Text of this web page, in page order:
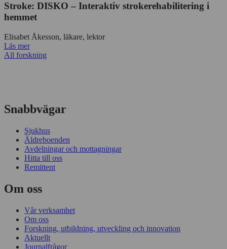
Stroke: DISKO – Interaktiv strokerehabilitering i
hemmet
Elisabet Åkesson, läkare, lektor
Läs mer
All forskning
Snabbvägar
Sjukhus
Äldreboenden
Avdelningar och mottagningar
Hitta till oss
Remittent
Om oss
Vår verksamhet
Om oss
Forskning, utbildning, utveckling och innovation
Aktuellt
Journalfrågor